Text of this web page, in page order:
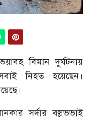
বিমান দুর্ঘটনায়
নিহত হয়েছেন।
সর্দার বল্লভভাই